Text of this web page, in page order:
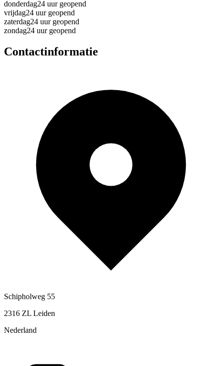
donderdag24 uur geopend
vrijdag24 uur geopend
zaterdag24 uur geopend
zondag24 uur geopend
Contactinformatie
Schipholweg 55
2316 ZL Leiden
Nederland